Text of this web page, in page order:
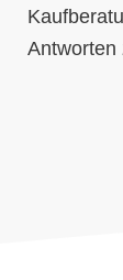
Antworten